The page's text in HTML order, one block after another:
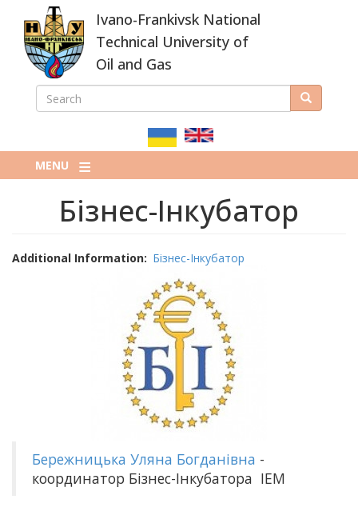
main
content
Ivano-Frankivsk National
Technical University of
Oil and Gas
ПОШУКОВА
SEARCH Search
MENU
Бізнес-Інкубатор
Additional Information Бізнес-Інкубатор
Бережницька Уляна Богданівна -
координатор Бізнес-Інкубатора ІЕМ